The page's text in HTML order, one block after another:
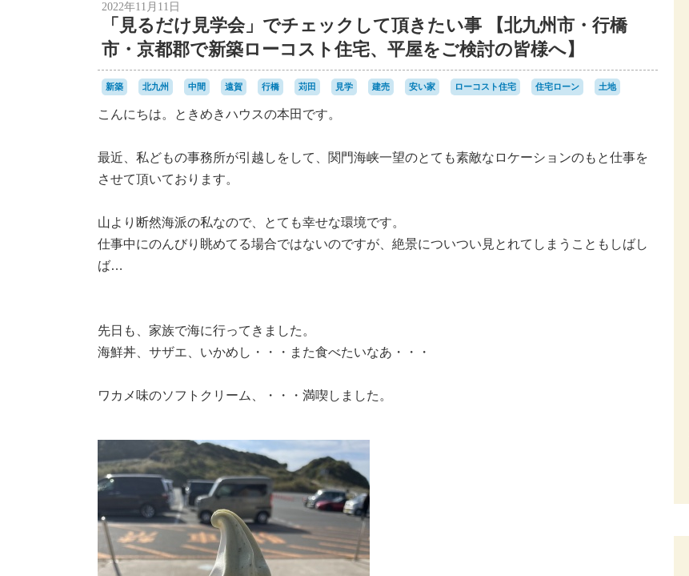
2022年11月11日
「見るだけ見学会」でチェックして頂きたい事 【北九州市・行橋
市・京都郡で新築ローコスト住宅、平屋をご検討の皆様へ】
新築 北九州 中間 遠賀 行橋 苅田 見学 建売 安い家 ローコスト住宅 住宅ローン 土地
こんにちは。ときめきハウスの本田です。
最近、私どもの事務所が引越しをして、関門海峡一望のとても素敵なロケーションのもと仕事を
させて頂いております。
山より断然海派の私なので、とても幸せな環境です。
仕事中にのんびり眺めてる場合ではないのですが、絶景についつい見とれてしまうこともしばし
ば…
先日も、家族で海に行ってきました。
海鮮丼、サザエ、いかめし・・・また食べたいなあ・・・
ワカメ味のソフトクリーム、・・・満喫しました。